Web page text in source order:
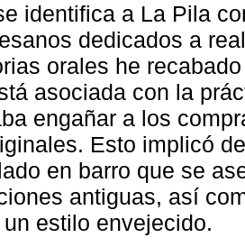
identifica a La Pila
dedicados a
orales he
asociada con la
engañar a los
Esto implicó
en barro que se
antiguas, así
estilo envejecido.